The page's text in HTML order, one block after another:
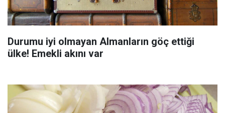
Durumu iyi olmayan Almanların göç ettiği
ülke! Emekli akını var